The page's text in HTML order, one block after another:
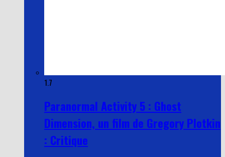
1.7
Paranormal Activity 5 : Ghost
Dimension, un film de Gregory Plotkin
: Critique